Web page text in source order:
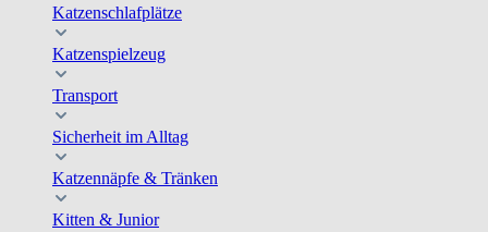
Katzenschlafplätze
Katzenspielzeug
Transport
Sicherheit im Alltag
Katzennäpfe & Tränken
Kitten & Junior